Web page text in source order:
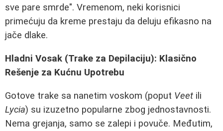
sve pare smrde". Vremenom, neki korisnici
primećuju da kreme prestaju da deluju efikasno na
jače dlake.
Hladni Vosak (Trake za Depilaciju): Klasično
Rešenje za Kućnu Upotrebu
Gotove trake sa nanetim voskom (poput Veet ili
Lycia) su izuzetno popularne zbog jednostavnosti.
Nema grejanja, samo se zalepi i povuče. Međutim,